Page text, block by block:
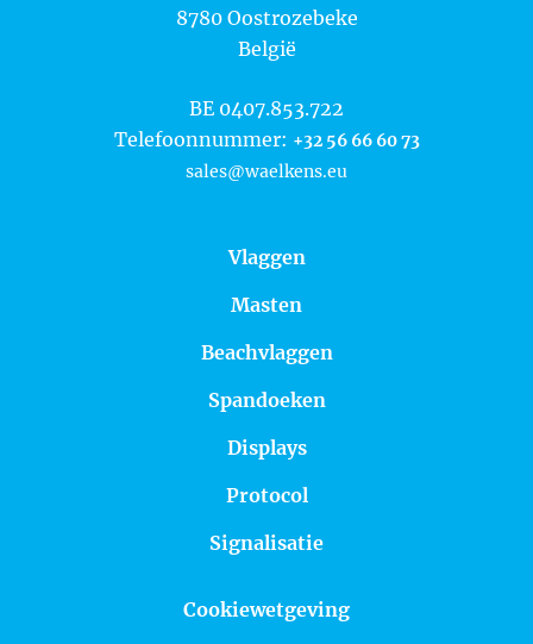
8780 Oostrozebeke
België
BE 0407.853.722
Telefoonnummer: +32 56 66 60 73
sales@waelkens.eu
Vlaggen
Masten
Beachvlaggen
Spandoeken
Displays
Protocol
Signalisatie
Cookiewetgeving